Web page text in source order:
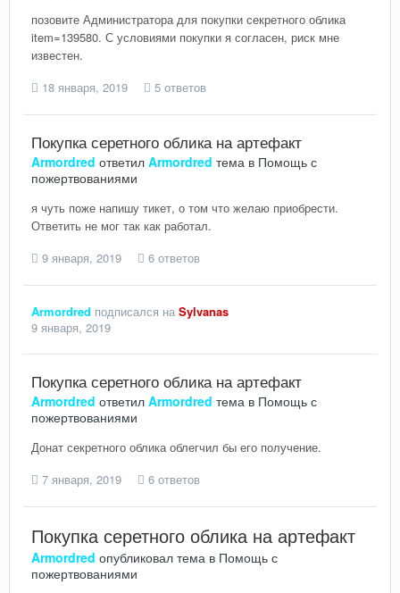
позовите Администратора для покупки секретного облика
item=139580. С условиями покупки я согласен, риск мне
известен.
18 января, 2019
5 ответов
Покупка серетного облика на артефакт
Armordred ответил Armordred тема в Помощь с
пожертвованиями
я чуть поже напишу тикет, о том что желаю приобрести.
Ответить не мог так как работал.
9 января, 2019
6 ответов
Armordred подписался на Sylvanas
9 января, 2019
Покупка серетного облика на артефакт
Armordred ответил Armordred тема в Помощь с
пожертвованиями
Донат секретного облика облегчил бы его получение.
7 января, 2019
6 ответов
Покупка серетного облика на артефакт
Armordred опубликовал тема в Помощь с
пожертвованиями